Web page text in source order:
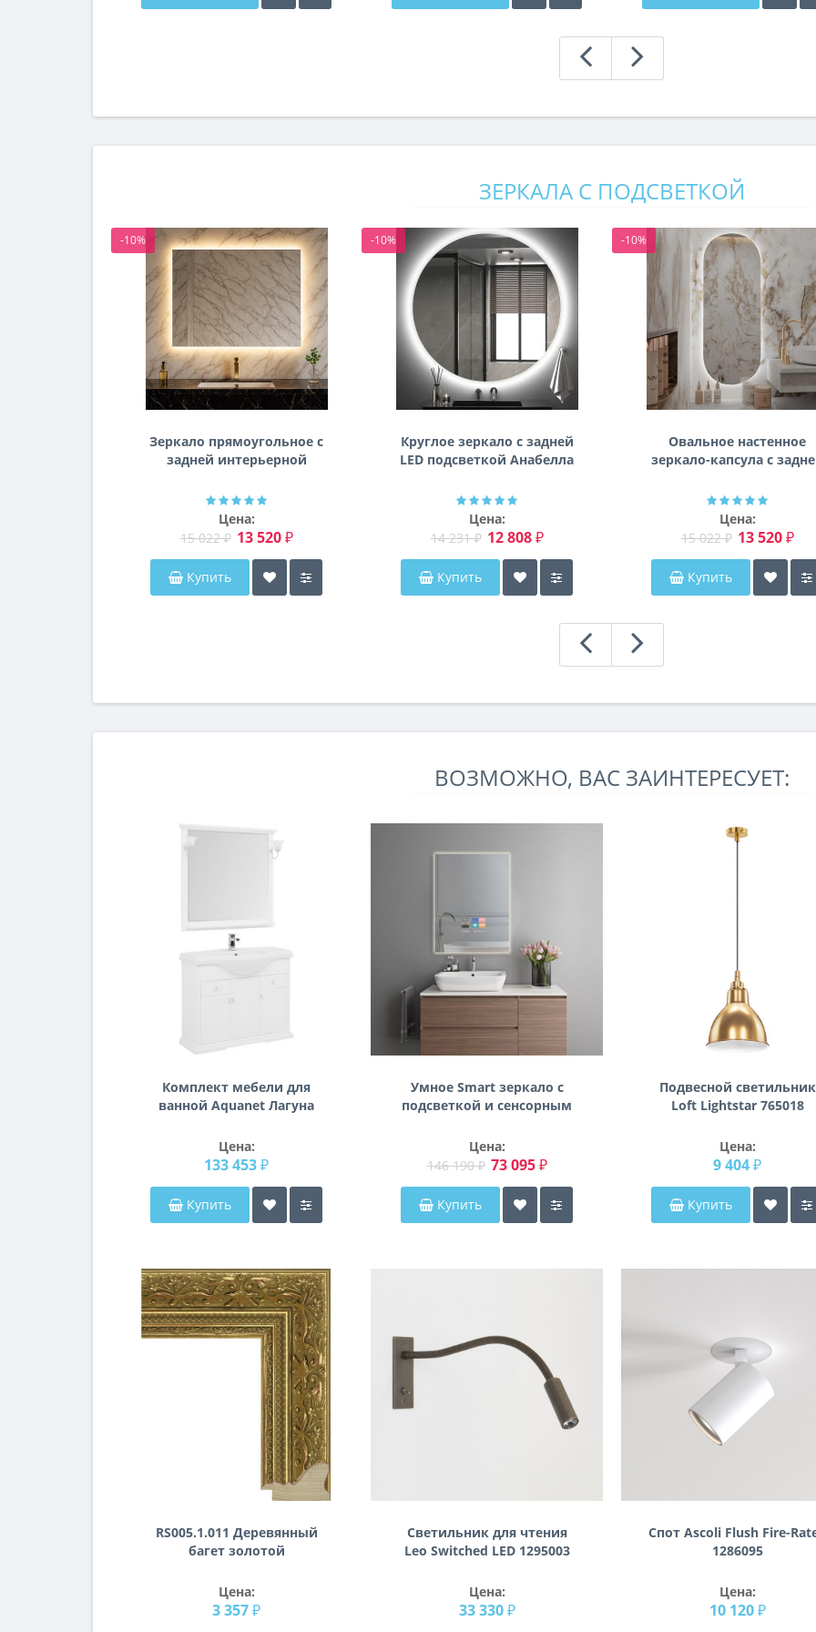
ЗЕРКАЛА С ПОДСВЕТКОЙ
-10%
Зеркало прямоугольное с
задней интерьерной
Далтон
Цена:
15 022 ₽ 13 520 ₽
Купить
-10%
Круглое зеркало с задней
LED подсветкой Анабелла
Цена:
14 231 ₽ 12 808 ₽
Купить
-10%
Овальное настенное
зеркало-капсула с
Мэриэнн
Цена:
15 022 ₽ 13 520 ₽
Купить
ВОЗМОЖНО, ВАС ЗАИНТЕРЕСУЕТ:
Комплект мебели для
ванной Aquanet Лагуна
Цена:
133 453 ₽
Купить
Умное Smart зеркало с
подсветкой и сенсорным
SM001-7 500х700 мм
Цена:
146 190 ₽ 73 095 ₽
Купить
Подвесной светильник
Loft Lightstar 765018
Цена:
9 404 ₽
Купить
RS005.1.011 Деревянный
багет золотой
Цена:
3 357 ₽
Светильник для чтения
Leo Switched LED 1295003
Цена:
33 330 ₽
Спот Ascoli Flush Fire-
1286095
Цена:
10 120 ₽